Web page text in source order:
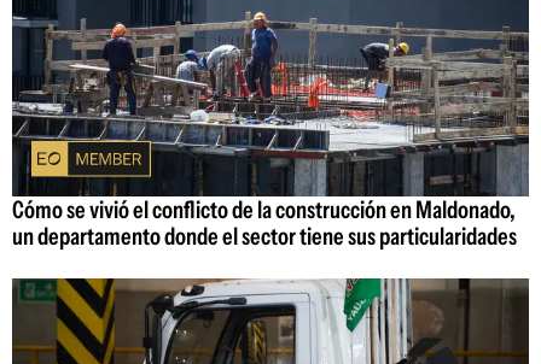
Cómo se vivió el conflicto de la construcción en Maldonado,
un departamento donde el sector tiene sus particularidades